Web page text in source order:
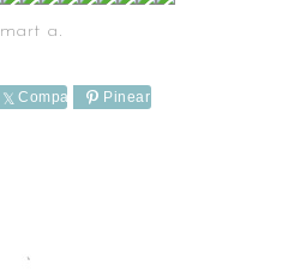
mart a.
Comparte Pinear